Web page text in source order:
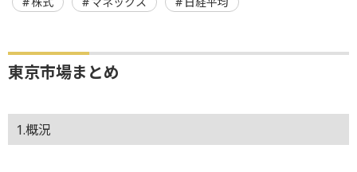
東京市場まとめ
1.概況